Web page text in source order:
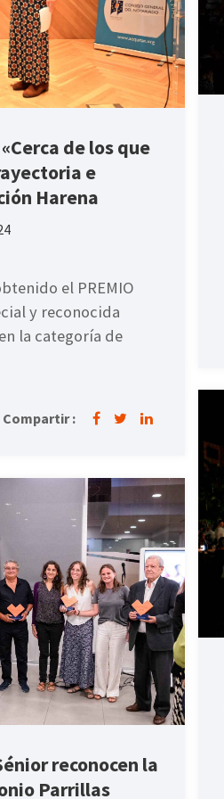
de los que
e
Harena
el PREMIO
y reconocida
la categoría de
Compartir :
reconocen la
Parrillas